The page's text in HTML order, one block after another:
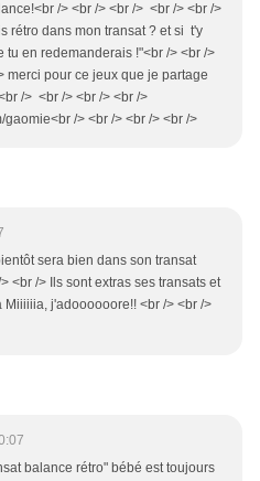
/> <br /> <br /> <br /> <br />
rétro dans mon transat ? et si t'y
tu en redemanderais !"<br /> <br />
merci pour ce jeux que je partage
/> <br /> <br /> <br />
gaomie<br /> <br /> <br /> <br />
sera bien dans son transat
<br /> Ils sont extras ses transats et
j'adoooooore!! <br /> <br />
balance rétro" bébé est toujours